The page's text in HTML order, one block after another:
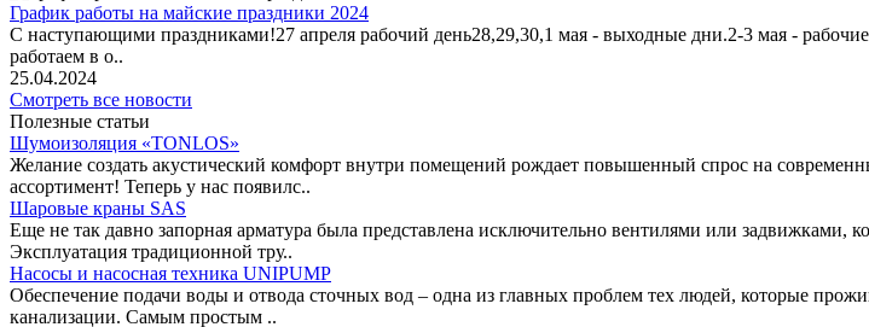
График работы на майские праздники 2024
С наступающими праздниками!27 апреля рабочий день28,29,30,1 мая - выходные дни.2-3 мая -
работаем в о..
25.04.2024
Смотреть все новости
Полезные статьи
Шумоизоляция «TONLOS»
Желание создать акустический комфорт внутри помещений рождает повышенный спрос на
ассортимент! Теперь у нас появилс..
Шаровые краны SAS
Еще не так давно запорная арматура была представлена исключительно вентилями или
Эксплуатация традиционной тру..
Насосы и насосная техника UNIPUMP
Обеспечение подачи воды и отвода сточных вод – одна из главных проблем тех людей, которые
канализации. Самым простым ..